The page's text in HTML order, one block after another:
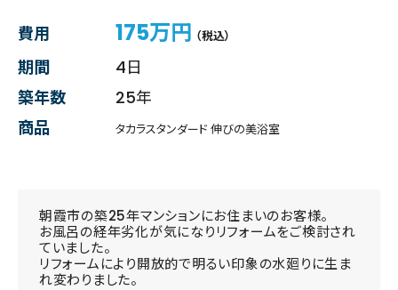
費用 175万円 （税込）
期間
4日
築年数
25年
商品
タカラスタンダード 伸びの美浴室
朝霞市の築25年マンションにお住まいのお客様。
お風呂の経年劣化が気になりリフォームをご検討され
ていました。
リフォームにより開放的で明るい印象の水廻りに生ま
れ変わりました。